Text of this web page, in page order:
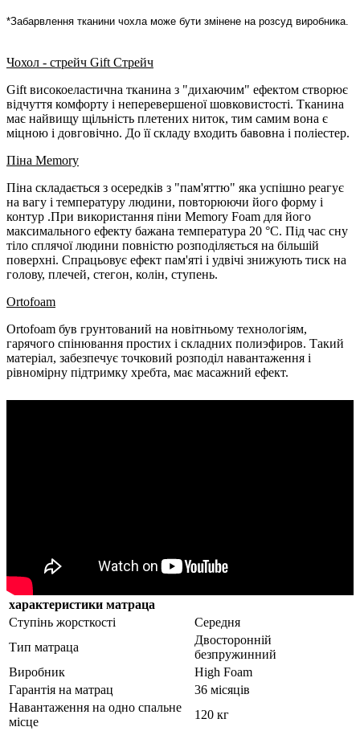
*Забарвлення тканини чохла може бути змінене на розсуд виробника.
Чохол - cтрейч Gift Стрейч
Gift високоеластична тканина з "дихаючим" ефектом створює
відчуття комфорту і неперевершеної шовковистості. Тканина
має найвищу щільність плетених ниток, тим самим вона є
міцною і довговічно. До її складу входить бавовна і поліестер.
Піна Memory
Піна складається з осередків з "пам'яттю" яка успішно реагує
на вагу і температуру людини, повторюючи його форму і
контур .При використання піни Memory Foam для його
максимального ефекту бажана температура 20 °С. Під час сну
тіло сплячої людини повністю розподіляється на більшій
поверхні. Спрацьовує ефект пам'яті і удвічі знижують тиск на
голову, плечей, стегон, колін, ступень.
Ortofoam
Ortofoam був грунтований на новітньому технологіям,
гарячого спінювання простих і складних полиэфиров. Такий
матеріал, забезпечує точковий розподіл навантаження і
рівномірну підтримку хребта, має масажний ефект.
характеристики матраца
Ступінь жорсткості
Середня
Тип матраца
Двосторонній
безпружинний
Виробник
High Foam
Гарантія на матрац
36 місяців
Навантаження на одно спальне
місце
120 кг